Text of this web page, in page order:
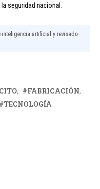
seguridad nacional.
artificial y revisado
FABRICACIÓN
TECNOLOGÍA